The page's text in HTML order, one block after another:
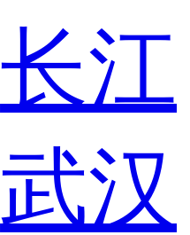
长江
武汉